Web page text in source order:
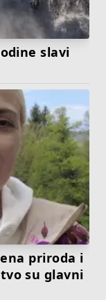
slavi
priroda i
su glavni